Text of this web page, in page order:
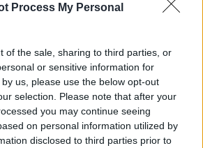
Process My Personal
of the sale, sharing to third parties, or
or sensitive information for
us, please use the below opt-out
selection. Please note that after your
you may continue seeing
on personal information utilized by
disclosed to third parties prior to
μιλάει για τον Θεόφιλο
για τον Μακρυγιάννη: